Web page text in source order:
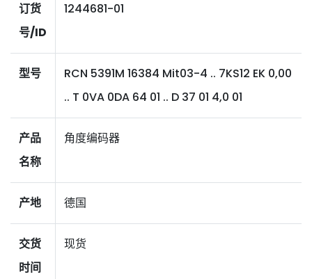
订货
号/ID
1244681-01
型号
RCN 5391M 16384 Mit03-4 .. 7KS12 EK 0,00
.. T 0VA 0DA 64 01 .. D 37 01 4,0 01
产品
名称
角度编码器
产地 德国
交货
时间
现货